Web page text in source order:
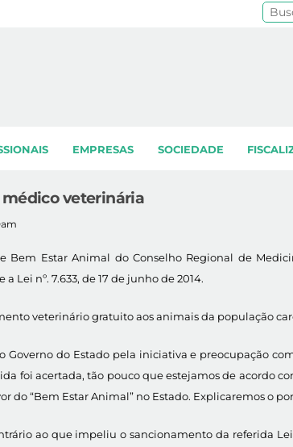
EMPRESAS SOCIEDADE
médico veterinária
Bem Estar Animal do Conselho Regional de
Lei nº. 7.633, de 17 de junho de 2014.
veterinário gratuito aos animais da população
do Estado pela iniciativa e preocupação
foi acertada, tão pouco que estejamos de acordo
do “Bem Estar Animal” no Estado. Explicaremos o
ao que impeliu o sancionamento da referida